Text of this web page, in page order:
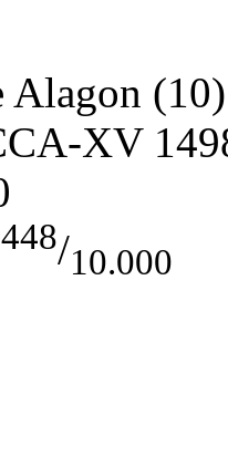
Alagon
XV
/10.000